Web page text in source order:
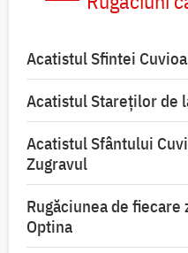
Acatistul Sfintei
Acatistul Stareţilor de
Acatistul Sfântului
Zugravul
Rugăciunea de
Optina